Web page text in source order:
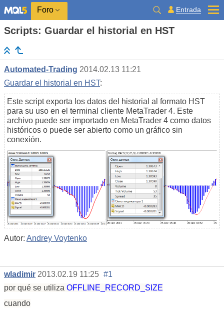
Foro Entrada
Scripts: Guardar el historial en HST
Automated-Trading 2014.02.13 11:21
Guardar el historial en HST:
Este script exporta los datos del historial al formato HST
para su uso en el terminal cliente MetaTrader 4. Este
archivo puede ser importado en MetaTrader 4 como datos
históricos o puede ser abierto como un gráfico sin
conexión.
Autor: Andrey Voytenko
wladimir 2013.02.19 11:25 #1
por qué se utiliza OFFLINE_RECORD_SIZE
cuando